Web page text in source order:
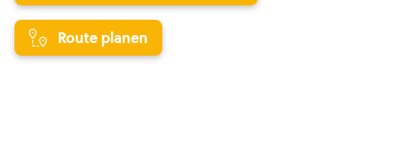
Route planen